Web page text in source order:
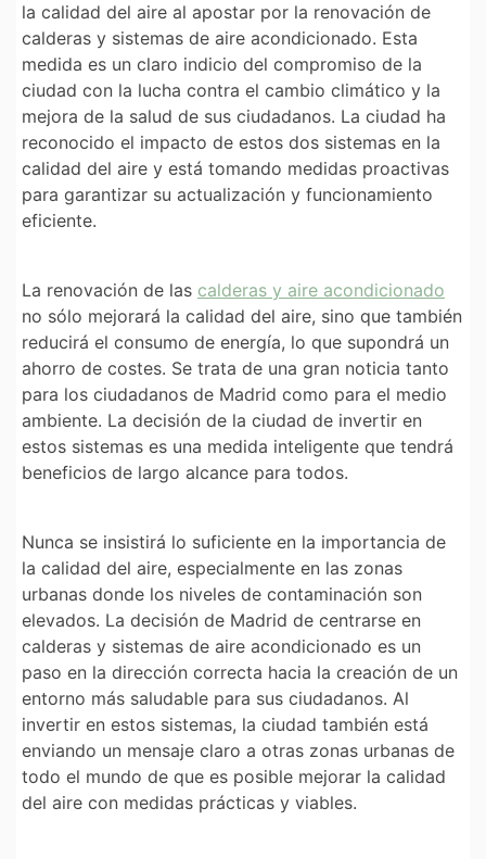
la calidad del aire al apostar por la renovación de
calderas y sistemas de aire acondicionado. Esta
medida es un claro indicio del compromiso de la
ciudad con la lucha contra el cambio climático y la
mejora de la salud de sus ciudadanos. La ciudad ha
reconocido el impacto de estos dos sistemas en la
calidad del aire y está tomando medidas proactivas
para garantizar su actualización y funcionamiento
eficiente.
La renovación de las calderas y aire acondicionado
no sólo mejorará la calidad del aire, sino que también
reducirá el consumo de energía, lo que supondrá un
ahorro de costes. Se trata de una gran noticia tanto
para los ciudadanos de Madrid como para el medio
ambiente. La decisión de la ciudad de invertir en
estos sistemas es una medida inteligente que tendrá
beneficios de largo alcance para todos.
Nunca se insistirá lo suficiente en la importancia de
la calidad del aire, especialmente en las zonas
urbanas donde los niveles de contaminación son
elevados. La decisión de Madrid de centrarse en
calderas y sistemas de aire acondicionado es un
paso en la dirección correcta hacia la creación de un
entorno más saludable para sus ciudadanos. Al
invertir en estos sistemas, la ciudad también está
enviando un mensaje claro a otras zonas urbanas de
todo el mundo de que es posible mejorar la calidad
del aire con medidas prácticas y viables.